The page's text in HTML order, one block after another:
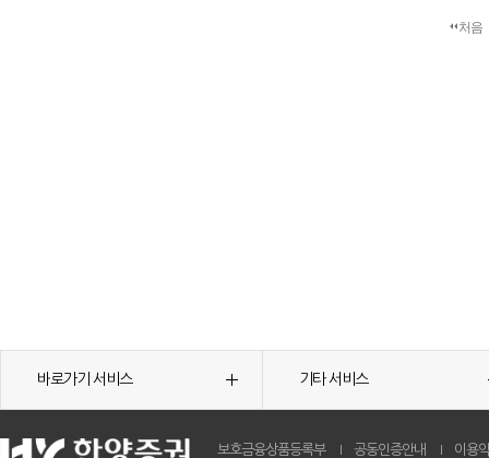
처음
바로가기 서비스 기타 서비스
보호금융상품등록부 공동인증안내 이용